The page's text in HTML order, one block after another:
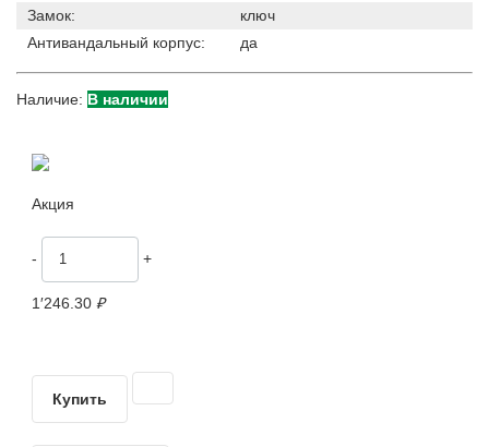
Замок:
ключ
Антивандальный корпус:
да
Наличие: В наличии
Акция
- +
1′246.30 ₽
Купить